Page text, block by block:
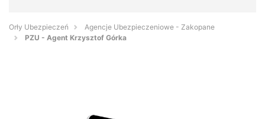
Orły Ubezpieczeń
Agencje Ubezpieczeniowe - Zakopane
PZU - Agent Krzysztof Górka